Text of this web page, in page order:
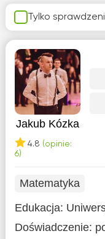
Tylko
Jakub Kózka
4.8 (opinie:
6)
Matematyka
Edukacja:
Doświadczenie: